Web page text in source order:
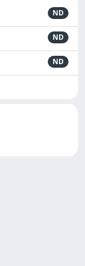
ND
ND
ND